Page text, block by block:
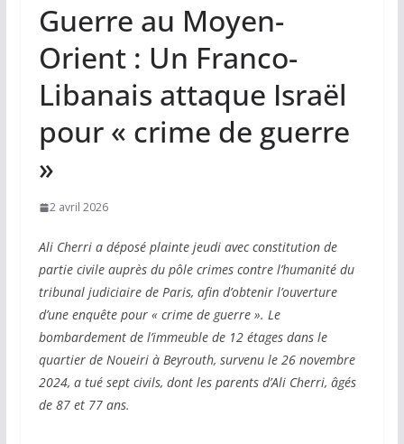
Guerre au Moyen-
Orient : Un Franco-
Libanais attaque Israël
pour « crime de guerre
»
2 avril 2026
Ali Cherri a déposé plainte jeudi avec constitution de
partie civile auprès du pôle crimes contre l’humanité du
tribunal judiciaire de Paris, afin d’obtenir l’ouverture
d’une enquête pour « crime de guerre ». Le
bombardement de l’immeuble de 12 étages dans le
quartier de Noueiri à Beyrouth, survenu le 26 novembre
2024, a tué sept civils, dont les parents d’Ali Cherri, âgés
de 87 et 77 ans.